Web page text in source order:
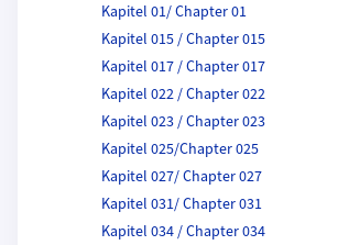
Kapitel 01/ Chapter 01
Kapitel 015 / Chapter 015
Kapitel 017 / Chapter 017
Kapitel 022 / Chapter 022
Kapitel 023 / Chapter 023
Kapitel 025/Chapter 025
Kapitel 027/ Chapter 027
Kapitel 031/ Chapter 031
Kapitel 034 / Chapter 034